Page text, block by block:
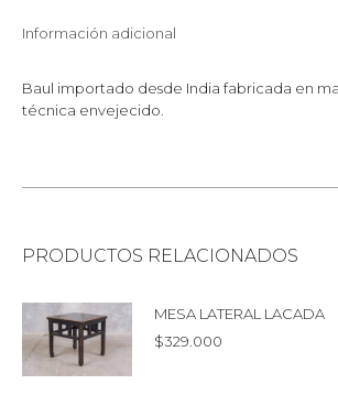
Información adicional
Baul importado desde India fabricada en
técnica envejecido.
PRODUCTOS RELACIONADOS
MESA LATERAL LACADA
$329.000